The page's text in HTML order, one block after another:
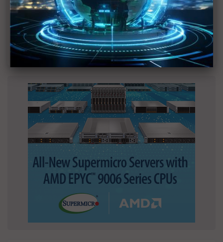
SpaceX晶片採購大轉向 Elon Musk捨超微全面
採用NVIDIA
光進銅退更明確？ 聯發科估SerDes 448G為銅
線「最終戰場」